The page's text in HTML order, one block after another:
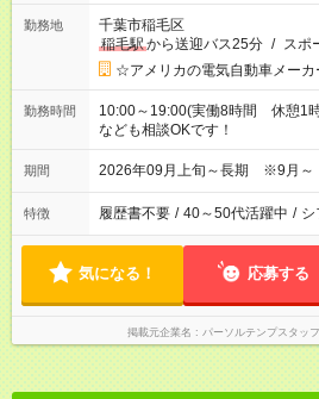
勤務地
千葉市稲毛区
稲毛駅から送迎バス25分 / スポ
☆アメリカの電気自動車メー
勤務時間
10:00～19:00(実働8時間 休憩1
なども相談OKです！
期間 2026年09月上旬～長期 ※9月～
特徴 履歴書不要 / 40～50代活躍中 / シ
気になる！ 応募する
掲載元企業名 パーソルテンプスタッ